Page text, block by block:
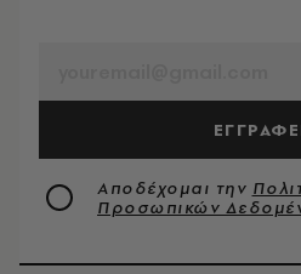
Αποδέχομαι την
Προσωπικών